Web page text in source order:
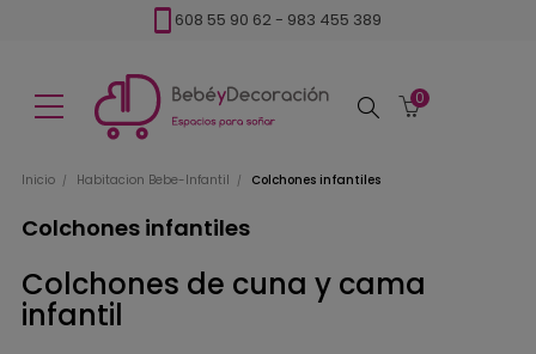
608 55 90 62 - 983 455 389
Buscar
0
Inicio Habitacion Bebe-Infantil Colchones infantiles
Colchones infantiles
Colchones de cuna y cama
infantil